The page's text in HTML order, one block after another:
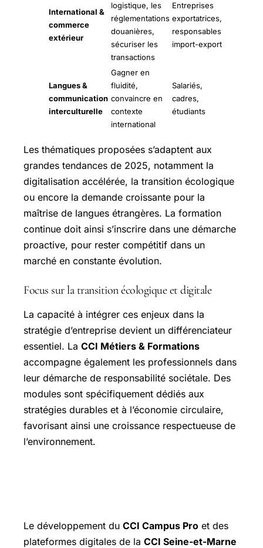
International &
commerce
extérieur
logistique, les
réglementations
douanières,
sécuriser les
transactions
Entreprises
exportatrices,
responsables
import-export
Langues &
communication
interculturelle
Gagner en
fluidité,
convaincre en
contexte
international
Salariés,
cadres,
étudiants
Les thématiques proposées s’adaptent aux
grandes tendances de 2025, notamment la
digitalisation accélérée, la transition écologique
ou encore la demande croissante pour la
maîtrise de langues étrangères. La formation
continue doit ainsi s’inscrire dans une démarche
proactive, pour rester compétitif dans un
marché en constante évolution.
Focus sur la transition écologique et digitale
La capacité à intégrer ces enjeux dans la
stratégie d’entreprise devient un différenciateur
essentiel. La CCI Métiers & Formations
accompagne également les professionnels dans
leur démarche de responsabilité sociétale. Des
modules sont spécifiquement dédiés aux
stratégies durables et à l’économie circulaire,
favorisant ainsi une croissance respectueuse de
l’environnement.
Le développement du CCI Campus Pro et des
plateformes digitales de la CCI Seine-et-Marne